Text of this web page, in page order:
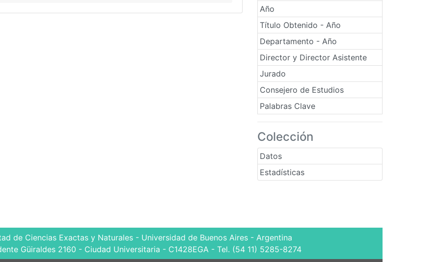
Año
Título Obtenido - Año
Departamento - Año
Director y Director Asistente
Jurado
Consejero de Estudios
Palabras Clave
Colección
Datos
Estadísticas
de Ciencias Exactas y Naturales - Universidad de Buenos Aires - Argentina
Güiraldes 2160 - Ciudad Universitaria - C1428EGA - Tel. (54 11) 5285-8274